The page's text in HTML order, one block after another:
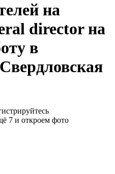
на
director на
в
7 и откроем фото